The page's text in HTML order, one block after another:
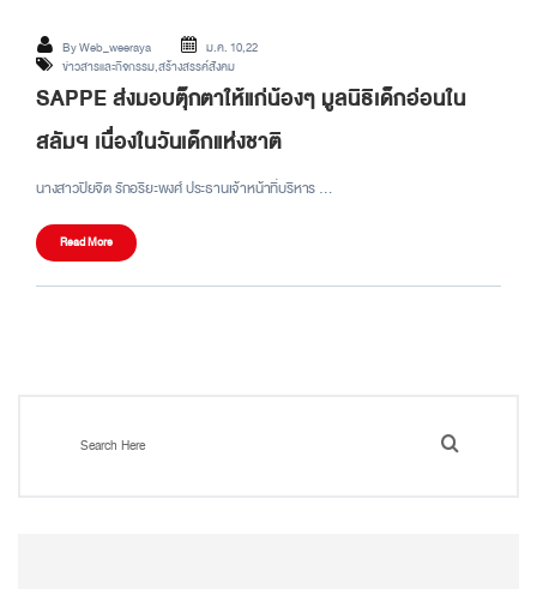
ByWeb_weeraya
ม.ค. 10,22
ข่าวสารและกิจกรรม,สร้างสรรค์สังคม
SAPPE ส่งมอบตุ๊กตาให้แก่น้องๆ มูลนิธิเด็กอ่อนใน
สลัมฯ เนื่องในวันเด็กแห่งชาติ
นางสาวปิยจิต รักอริยะพงศ์ ประธานเจ้าหน้าที่บริหาร …
Read More